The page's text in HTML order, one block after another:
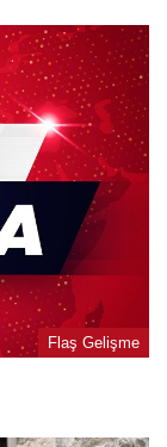
Flaş Gelişme